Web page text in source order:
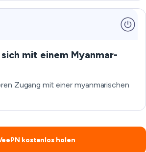
mit einem Myanmar-
Zugang mit einer myanmarischen
kostenlos holen